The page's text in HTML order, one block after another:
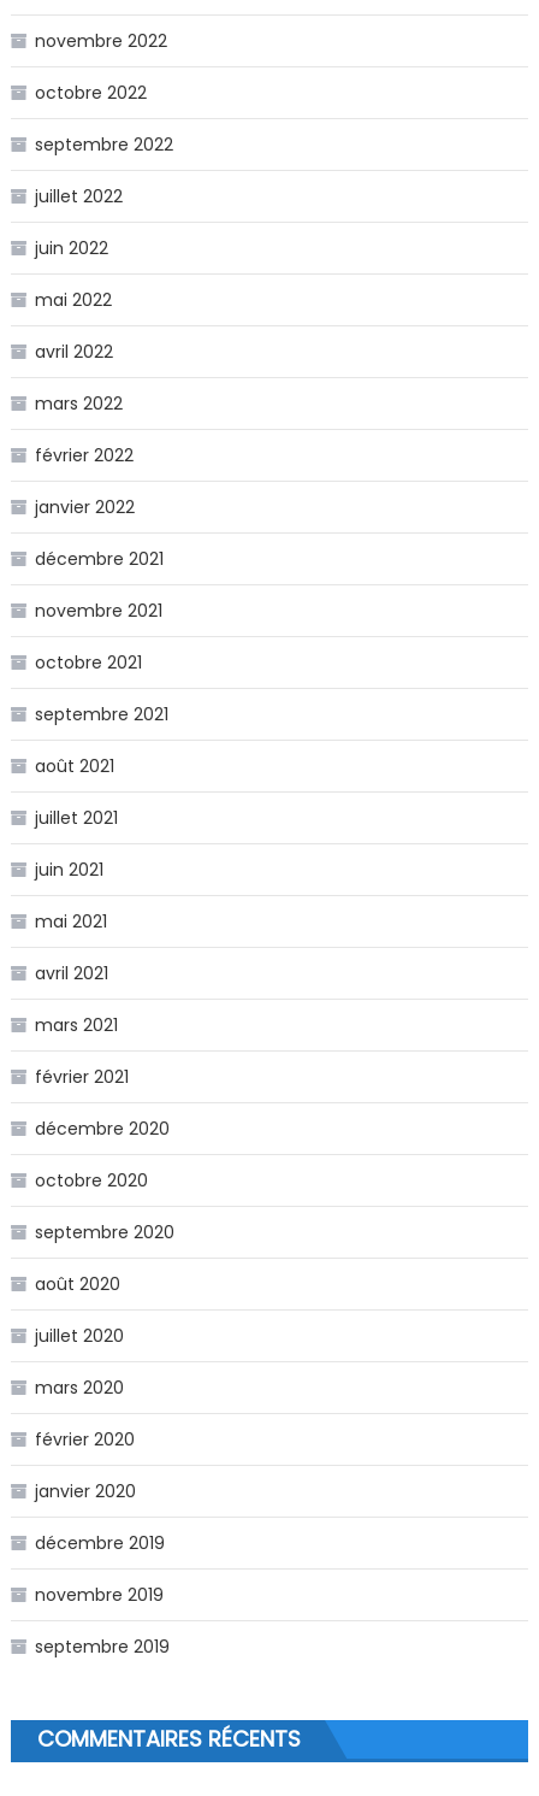
novembre 2022
octobre 2022
septembre 2022
juillet 2022
juin 2022
mai 2022
avril 2022
mars 2022
février 2022
janvier 2022
décembre 2021
novembre 2021
octobre 2021
septembre 2021
août 2021
juillet 2021
juin 2021
mai 2021
avril 2021
mars 2021
février 2021
décembre 2020
octobre 2020
septembre 2020
août 2020
juillet 2020
mars 2020
février 2020
janvier 2020
décembre 2019
novembre 2019
septembre 2019
COMMENTAIRES RÉCENTS